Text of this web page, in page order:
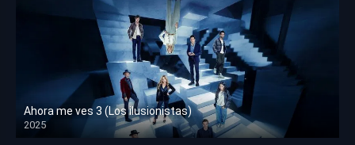
Ahora me ves 3 (Los ilusionistas)
2025
HD 1080p